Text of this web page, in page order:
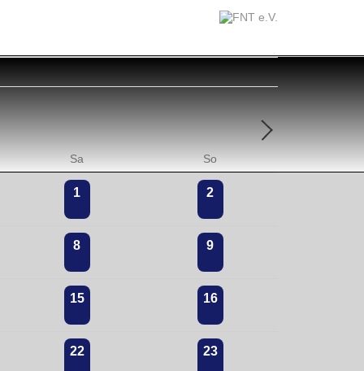
Sa So
1 2
8 9
15 16
22 23